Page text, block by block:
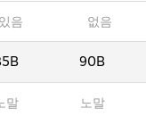
있음 없음
90B
말 노말